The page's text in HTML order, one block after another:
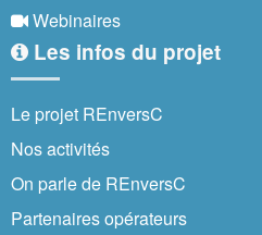
Webinaires
Les infos du projet
Le projet REnversC
Nos activités
On parle de REnversC
Partenaires opérateurs